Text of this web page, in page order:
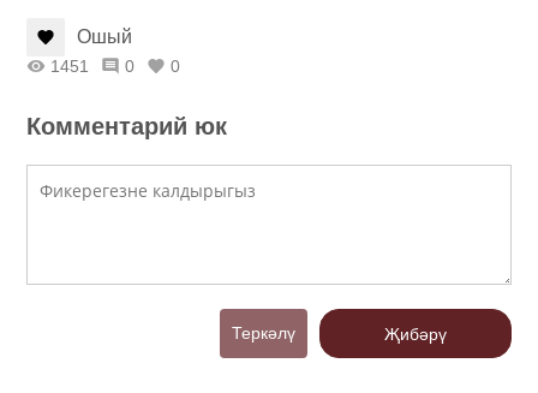
Ошый
1451 0 0
Комментарий юк
Теркәлү Җибәрү